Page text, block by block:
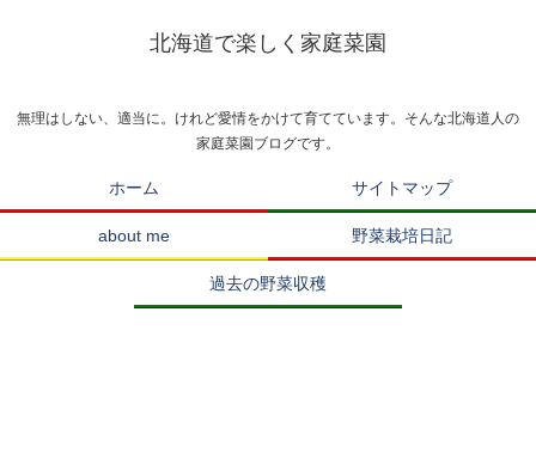
北海道で楽しく家庭菜園
無理はしない、適当に。けれど愛情をかけて育てています。そんな北海道人の
家庭菜園ブログです。
ホーム サイトマップ
about me 野菜栽培日記
過去の野菜収穫